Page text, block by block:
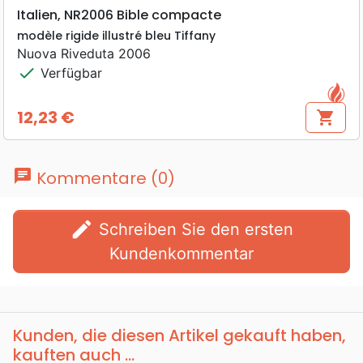
Italien, NR2006 Bible compacte
modèle rigide illustré bleu Tiffany
Nuova Riveduta 2006
check Verfügbar
Preis
12,23 € shopping_cart
chat Kommentare (0)
edit
Kundenkommentar
Kunden, die diesen Artikel gekauft haben,
kauften auch ...